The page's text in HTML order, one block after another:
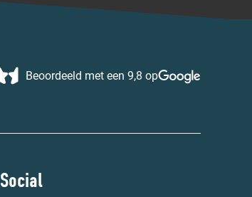
Beoordeeld met een 9,8 op
Social